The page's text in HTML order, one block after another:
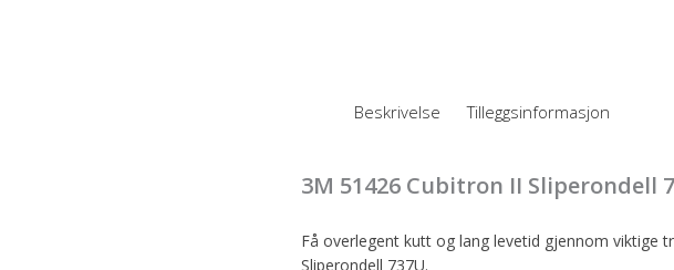
Beskrivelse Tilleggsinformasjon
3M 51426 Cubitron II Sliperondell
Få overlegent kutt og lang levetid gjennom viktige
Sliperondell 737U.